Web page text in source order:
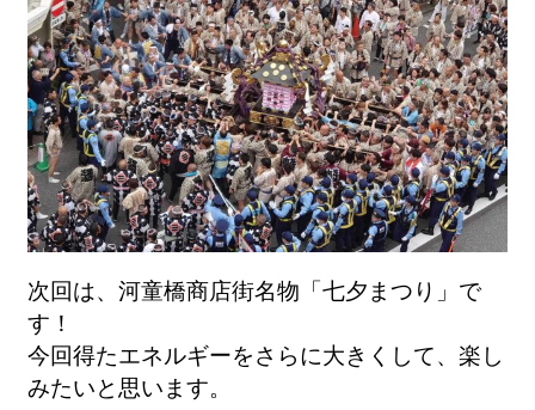
次回は、河童橋商店街名物「七夕まつり」で
す！
今回得たエネルギーをさらに大きくして、楽し
みたいと思います。